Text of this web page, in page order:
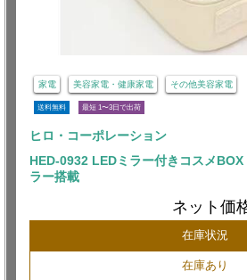
家電 美容家電・健康家電 その他美容家電
送料無料 最短 1〜3日で出荷
ヒロ・コーポレーション
HED-0932 LEDミラー付きコスメBOX
ラー搭載
ネット価
在庫状況
在庫あり